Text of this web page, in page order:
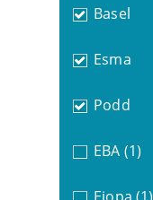
Basel
Esma
Podd
EBA (1)